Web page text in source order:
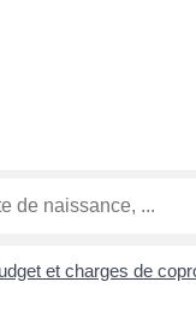
et charges de